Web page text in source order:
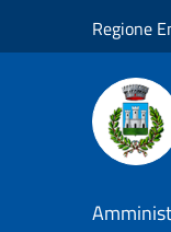
Regione